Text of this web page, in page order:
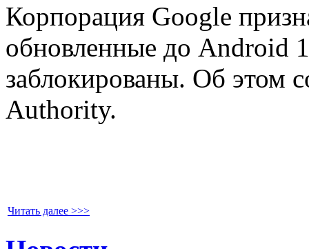
Корпорация Google
обновленные до Android
заблокированы. Об этом
Authority.
Читать далее >>>